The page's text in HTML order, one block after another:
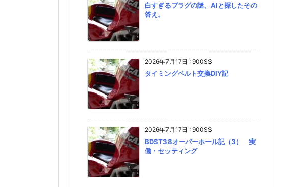
白すぎるプラグの謎、AIと探したその
答え。
2026年7月17日 : 900SS
タイミングベルト交換DIY記
2026年7月17日 : 900SS
BDST38オーバーホール記（3） 実
働・セッティング